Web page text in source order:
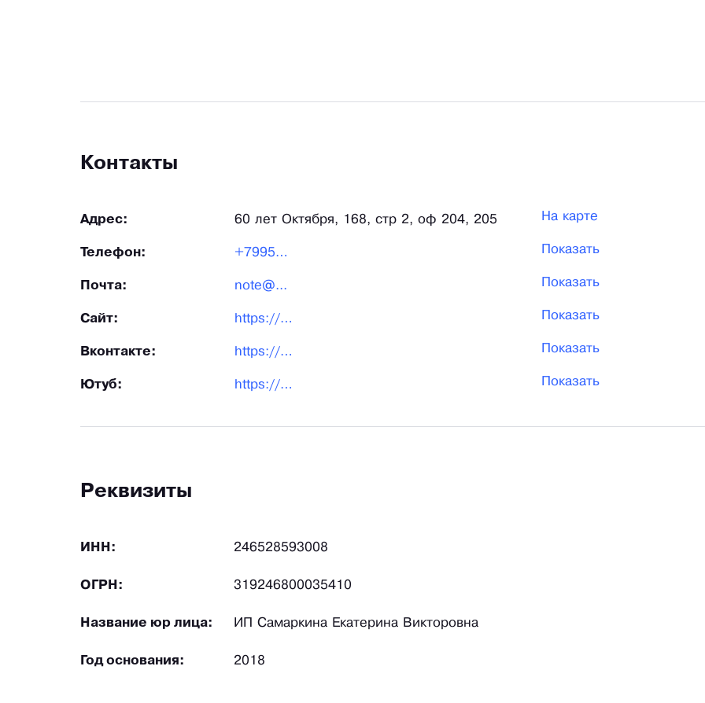
Контакты
Адрес: 60 лет Октября, 168, стр 2, оф 204, 205 На карте
Телефон: +79950... Показать
Почта: note@... Показать
Сайт: https://pad-me.ru/ Показать
Вконтакте: https://vk.com/padme_note Показать
Ютуб: https://www.youtube.com/channel/UCGi70QA-d0iHQpJl6rNg25g Показать
Реквизиты
ИНН: 246528593008
ОГРН: 319246800035410
Название юр лица: ИП Самаркина Екатерина Викторовна
Год основания: 2018